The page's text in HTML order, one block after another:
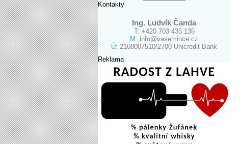
Kontakty
Ing. Ludvík Čanda
T: +420 703 435 135
M: info@vasemince.cz
Ú: 2108007510/2700 Unicredit Bank
Reklama